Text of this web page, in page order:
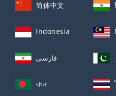
简体中文
Indonesia
فارسی
বাংলা